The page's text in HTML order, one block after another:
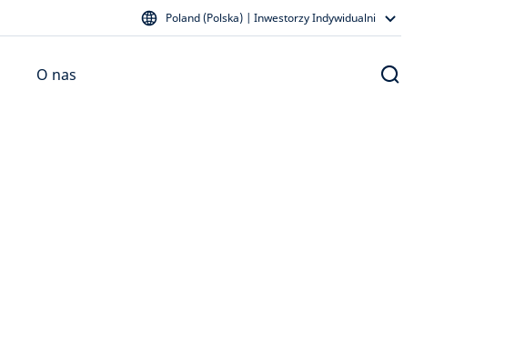
Poland (Polska) | Inwestorzy Indywidualni
O nas